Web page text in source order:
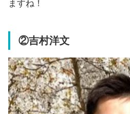
ますね！
②吉村洋文